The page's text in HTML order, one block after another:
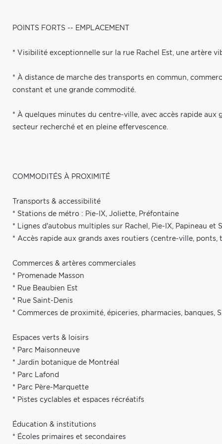
POINTS FORTS -- EMPLACEMENT
* Visibilité exceptionnelle sur la rue Rachel Est, une artère
* À distance de marche des transports en commun,
constant et une grande commodité.
* À quelques minutes du centre-ville, avec accès rapide aux
secteur recherché et en pleine effervescence.
COMMODITÉS À PROXIMITÉ
Transports & accessibilité
* Stations de métro : Pie-IX, Joliette, Préfontaine
* Lignes d'autobus multiples sur Rachel, Pie-IX, Papineau et
* Accès rapide aux grands axes routiers (centre-ville, ponts,
Commerces & artères commerciales
* Promenade Masson
* Rue Beaubien Est
* Rue Saint-Denis
* Commerces de proximité, épiceries, pharmacies, banques,
Espaces verts & loisirs
* Parc Maisonneuve
* Jardin botanique de Montréal
* Parc Lafond
* Parc Père-Marquette
* Pistes cyclables et espaces récréatifs
Éducation & institutions
* Écoles primaires et secondaires